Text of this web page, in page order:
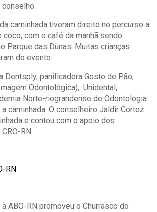
caminhada tiveram direito no percurso a
coco, com o café da manhã sendo
Parque das Dunas. Muitas crianças
do evento.
Dentsply, panificadora Gosto de Pão,
Odontológica), Unidental,
Norte-riograndense de Odontologia
caminhada. O conselheiro Jaldir Cortez
e contou com o apoio dos
RN.
RN
ABO-RN promoveu o Churrasco do